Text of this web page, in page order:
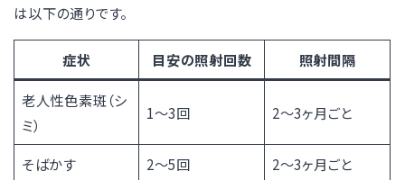
は以下の通りです。
症状 目安の照射回数 照射間隔
老人性色素斑（シ
ミ）
1〜3回 2〜3ヶ月ごと
そばかす 2〜5回
2〜3ヶ月ごと